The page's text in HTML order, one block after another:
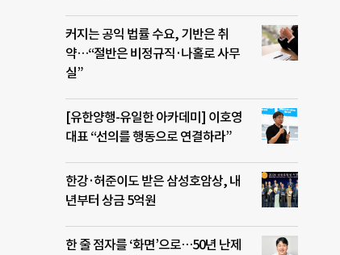
커지는 공익 법률 수요, 기반은 취
약…“절반은 비정규직·나홀로 사무
실”
[유한양행-유일한 아카데미] 이호영
대표 “선의를 행동으로 연결하라”
한강·허준이도 받은 삼성호암상, 내
년부터 상금 5억원
한 줄 점자를 ‘화면’으로…50년 난제